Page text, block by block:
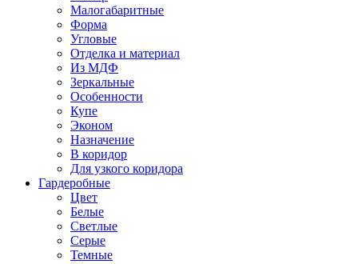
Малогабаритные
Форма
Угловые
Отделка и материал
Из МДФ
Зеркальные
Особенности
Купе
Эконом
Назначение
В коридор
Для узкого коридора
Гардеробные
Цвет
Белые
Светлые
Серые
Темные